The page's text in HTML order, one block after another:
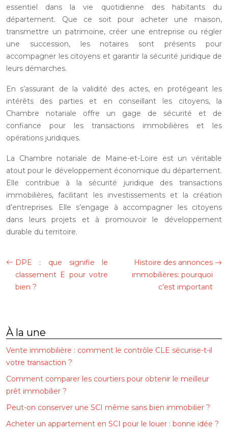
essentiel dans la vie quotidienne des habitants du
département. Que ce soit pour acheter une maison,
transmettre un patrimoine, créer une entreprise ou régler
une succession, les notaires sont présents pour
accompagner les citoyens et garantir la sécurité juridique de
leurs démarches.
En s’assurant de la validité des actes, en protégeant les
intérêts des parties et en conseillant les citoyens, la
Chambre notariale offre un gage de sécurité et de
confiance pour les transactions immobilières et les
opérations juridiques.
La Chambre notariale de Maine-et-Loire est un véritable
atout pour le développement économique du département.
Elle contribue à la sécurité juridique des transactions
immobilières, facilitant les investissements et la création
d’entreprises. Elle s’engage à accompagner les citoyens
dans leurs projets et à promouvoir le développement
durable du territoire.
DPE : que signifie le
classement E pour votre
bien ?
Histoire des annonces
immobilières: pourquoi
c’est important
À la une
Vente immobilière : comment le contrôle CLE sécurise-t-il
votre transaction ?
Comment comparer les courtiers pour obtenir le meilleur
prêt immobilier ?
Peut-on conserver une SCI même sans bien immobilier ?
Acheter un appartement en SCI pour le louer : bonne idée ?